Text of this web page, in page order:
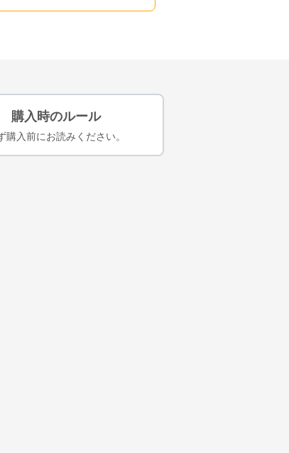
購入時のルール
購入前にお読みください。